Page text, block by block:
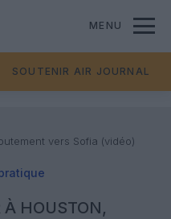
MENU
SOUTENIR AIR JOURNAL
vers Sofia (vidéo)
À HOUSTON,